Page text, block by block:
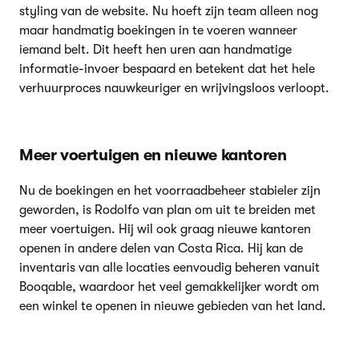
styling van de website. Nu hoeft zijn team alleen nog
maar handmatig boekingen in te voeren wanneer
iemand belt. Dit heeft hen uren aan handmatige
informatie-invoer bespaard en betekent dat het hele
verhuurproces nauwkeuriger en wrijvingsloos verloopt.
Meer voertuigen en nieuwe kantoren
Nu de boekingen en het voorraadbeheer stabieler zijn
geworden, is Rodolfo van plan om uit te breiden met
meer voertuigen. Hij wil ook graag nieuwe kantoren
openen in andere delen van Costa Rica. Hij kan de
inventaris van alle locaties eenvoudig beheren vanuit
Booqable, waardoor het veel gemakkelijker wordt om
een winkel te openen in nieuwe gebieden van het land.